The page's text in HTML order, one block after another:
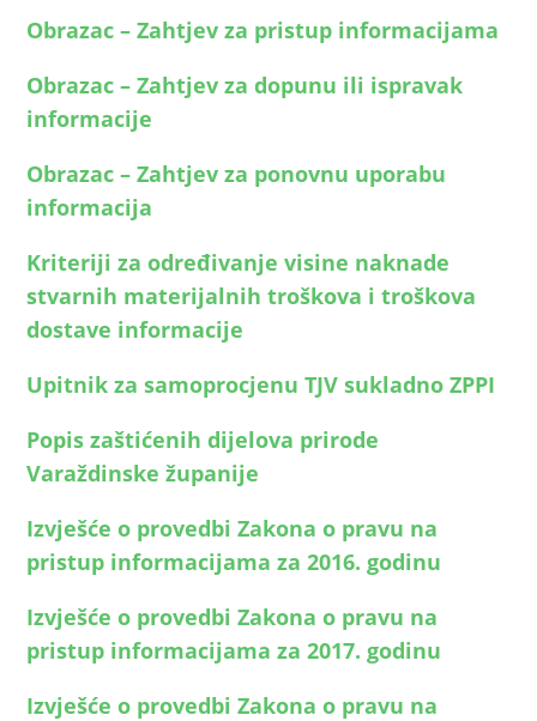
Obrazac – Zahtjev za pristup informacijama
Obrazac – Zahtjev za dopunu ili ispravak
informacije
Obrazac – Zahtjev za ponovnu uporabu
informacija
Kriteriji za određivanje visine naknade
stvarnih materijalnih troškova i troškova
dostave informacije
Upitnik za samoprocjenu TJV sukladno ZPPI
Popis zaštićenih dijelova prirode
Varaždinske županije
Izvješće o provedbi Zakona o pravu na
pristup informacijama za 2016. godinu
Izvješće o provedbi Zakona o pravu na
pristup informacijama za 2017. godinu
Izvješće o provedbi Zakona o pravu na